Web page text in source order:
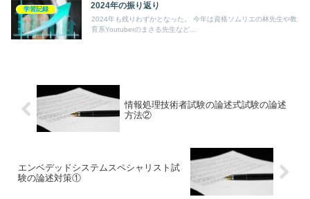
学習記録 2024年の振り返り
2024年も残りわずかとなった。 今年は資格ソムリエの林先生や教
育系Youtuberのまさる先生など...
情報処理技術者試験の論述式試験の論述
方法②
エンベデッドシステムスペシャリスト試
験の論述対策①